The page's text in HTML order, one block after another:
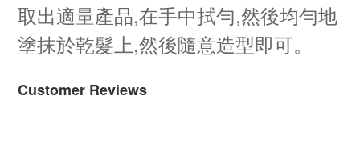
取出適量產品,在手中拭勻,然後均勻地
塗抹於乾髮上,然後隨意造型即可。
Customer Reviews